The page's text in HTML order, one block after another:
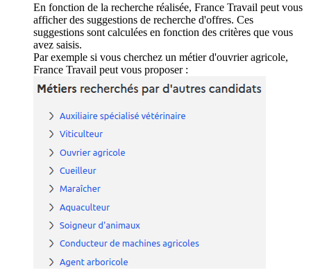
En fonction de la recherche réalisée, France Travail peut vous
afficher des suggestions de recherche d'offres. Ces
suggestions sont calculées en fonction des critères que vous
avez saisis.
Par exemple si vous cherchez un métier d'ouvrier agricole,
France Travail peut vous proposer :